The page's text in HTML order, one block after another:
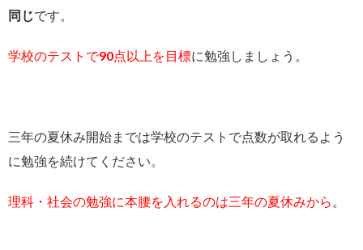
同じです。
学校のテストで90点以上を目標に勉強しましょう。
三年の夏休み開始までは学校のテストで点数が取れるよう
に勉強を続けてください。
理科・社会の勉強に本腰を入れるのは三年の夏休みから 。